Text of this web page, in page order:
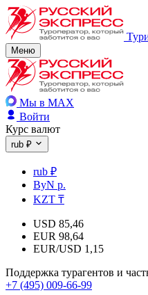
Меню
Мы в MAX
Войти
Курс валют
rub ₽
rub ₽
ByN р.
KZT ₸
USD 85,46
EUR 98,64
EUR/USD 1,15
Поддержка турагентов и
+7 (495) 009-66-99